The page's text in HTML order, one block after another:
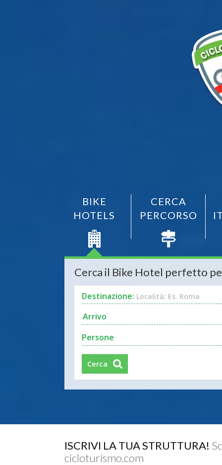
BIKE
HOTELS
CERCA
PERCORSO
Cerca il Bike Hotel perfetto
Destinazione: Località: Es. Roma
Persone
Cerca
ISCRIVI LA TUA STRUTTURA!
cicloturismo.com